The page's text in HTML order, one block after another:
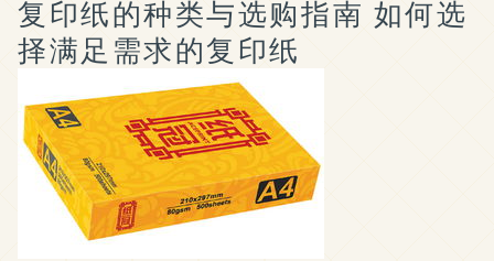
复印纸的种类与选购指南 如何选
择满足需求的复印纸